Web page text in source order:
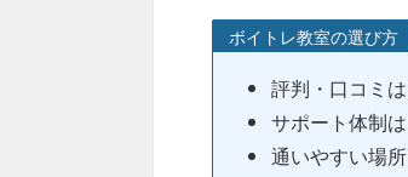
ボイトレ教室の選び方
評判・口コミ
サポート体制
通いやすい場